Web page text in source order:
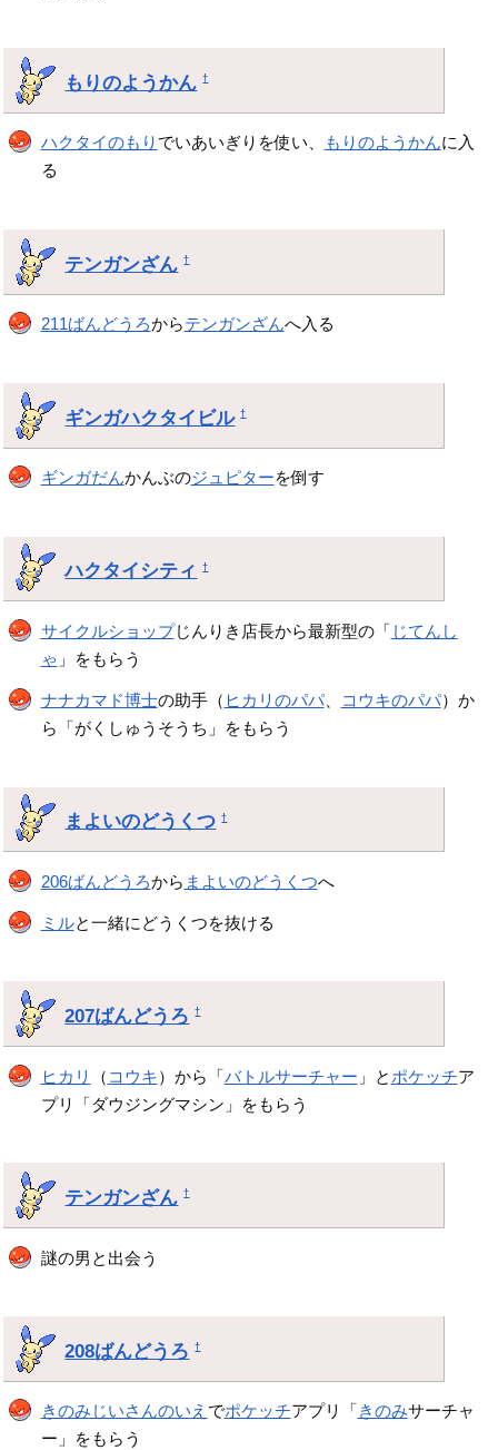
もりのようかん †
ハクタイのもり でいあいぎりを使い、 もりのようかんに入
る
テンガンざん †
211ばんどうろからテンガンざんへ入る
ギンガハクタイビル †
ギンガだんかんぶのジュピターを倒す
ハクタイシティ †
サイクルショップじんりき店長から最新型の「 じてんし
ゃ 」をもらう
ナナカマド博士の助手（ ヒカリのパパ、 コウキのパパ）か
ら「がくしゅうそうち」をもらう
まよいのどうくつ †
206ばんどうろから まよいのどうくつへ
ミルと一緒にどうくつを抜ける
207ばんどうろ †
ヒカリ （ コウキ）から「バトルサーチャー 」と ポケッチア
プリ「ダウジングマシン」をもらう
テンガンざん †
謎の男と出会う
208ばんどうろ †
きのみじいさんのいえ でポケッチアプリ「きのみサーチャ
ー」をもらう